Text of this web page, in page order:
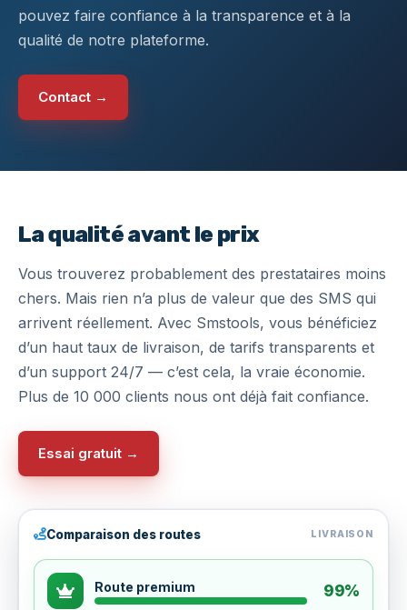
pouvez faire confiance à la transparence et à la
qualité de notre plateforme.
Contact →
La qualité avant le prix
Vous trouverez probablement des prestataires moins
chers. Mais rien n’a plus de valeur que des SMS qui
arrivent réellement. Avec Smstools, vous bénéficiez
d’un haut taux de livraison, de tarifs transparents et
d’un support 24/7 — c’est cela, la vraie économie.
Plus de 10 000 clients nous ont déjà fait confiance.
Essai gratuit →
Comparaison des routes LIVRAISON
Route premium 99%